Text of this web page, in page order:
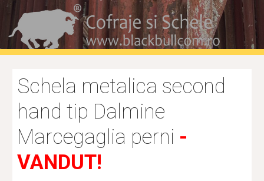
Schela metalica second
hand tip Dalmine
Marcegaglia perni -
VANDUT!